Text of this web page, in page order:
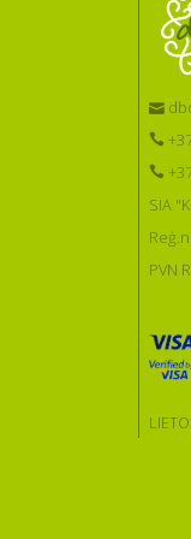
SIA
PVN